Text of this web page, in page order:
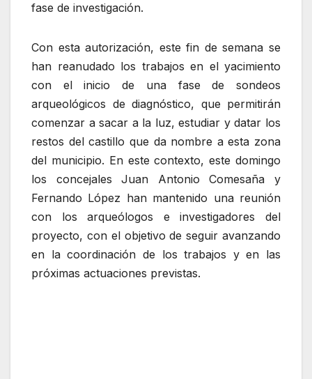
fase de investigación.
Con esta autorización, este fin de semana se
han reanudado los trabajos en el yacimiento
con el inicio de una fase de sondeos
arqueológicos de diagnóstico, que permitirán
comenzar a sacar a la luz, estudiar y datar los
restos del castillo que da nombre a esta zona
del municipio. En este contexto, este domingo
los concejales Juan Antonio Comesaña y
Fernando López han mantenido una reunión
con los arqueólogos e investigadores del
proyecto, con el objetivo de seguir avanzando
en la coordinación de los trabajos y en las
próximas actuaciones previstas.